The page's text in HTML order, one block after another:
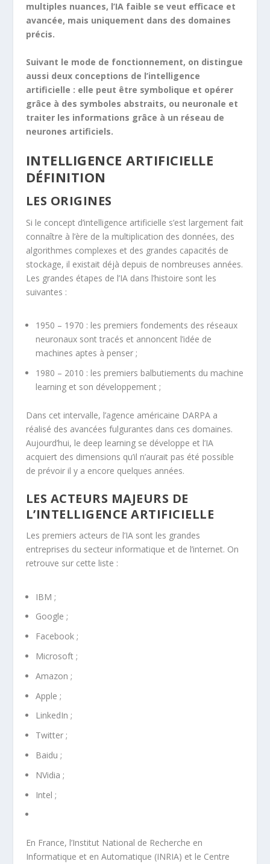
multiples nuances, l’IA faible se veut efficace et
avancée, mais uniquement dans des domaines
précis.
Suivant le mode de fonctionnement, on distingue
aussi deux conceptions de l’intelligence
artificielle : elle peut être symbolique et opérer
grâce à des symboles abstraits, ou neuronale et
traiter les informations grâce à un réseau de
neurones artificiels.
INTELLIGENCE ARTIFICIELLE
DÉFINITION
LES ORIGINES
Si le concept d’intelligence artificielle s’est largement fait
connaître à l’ère de la multiplication des données, des
algorithmes complexes et des grandes capacités de
stockage, il existait déjà depuis de nombreuses années.
Les grandes étapes de l’IA dans l’histoire sont les
suivantes :
1950 – 1970 : les premiers fondements des réseaux
neuronaux sont tracés et annoncent l’idée de
machines aptes à penser ;
1980 – 2010 : les premiers balbutiements du machine
learning et son développement ;
Dans cet intervalle, l’agence américaine DARPA a
réalisé des avancées fulgurantes dans ces domaines.
Aujourd’hui, le deep learning se développe et l’IA
acquiert des dimensions qu’il n’aurait pas été possible
de prévoir il y a encore quelques années.
LES ACTEURS MAJEURS DE
L’INTELLIGENCE ARTIFICIELLE
Les premiers acteurs de l’IA sont les grandes
entreprises du secteur informatique et de l’internet. On
retrouve sur cette liste :
IBM ;
Google ;
Facebook ;
Microsoft ;
Amazon ;
Apple ;
LinkedIn ;
Twitter ;
Baidu ;
NVidia ;
Intel ;
En France, l’Institut National de Recherche en
Informatique et en Automatique (INRIA) et le Centre